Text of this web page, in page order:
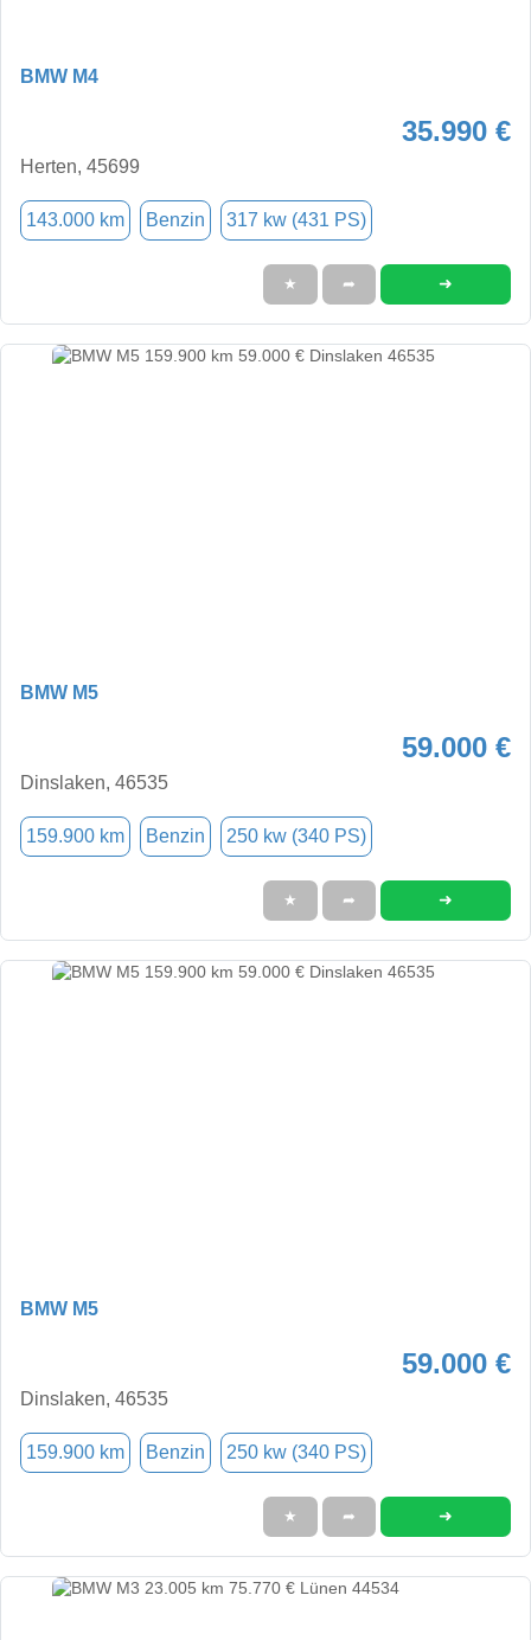
BMW M4
35.990 €
Herten, 45699
143.000 km Benzin 317 kw (431 PS)
★ ➦ ➜
BMW M5
59.000 €
Dinslaken, 46535
159.900 km Benzin 250 kw (340 PS)
★ ➦ ➜
BMW M5
59.000 €
Dinslaken, 46535
159.900 km Benzin 250 kw (340 PS)
★ ➦ ➜